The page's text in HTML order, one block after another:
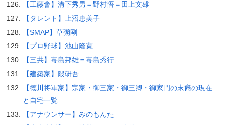
【工藤會】溝下秀男＝野村悟＝田上文雄
【タレント】上沼恵美子
【SMAP】草彅剛
【プロ野球】池山隆寛
【三共】毒島邦雄＝毒島秀行
【建築家】隈研吾
【徳川将軍家】宗家・御三家・御三卿・御家門の末裔の現在
と自宅一覧
【アナウンサー】みのもんた